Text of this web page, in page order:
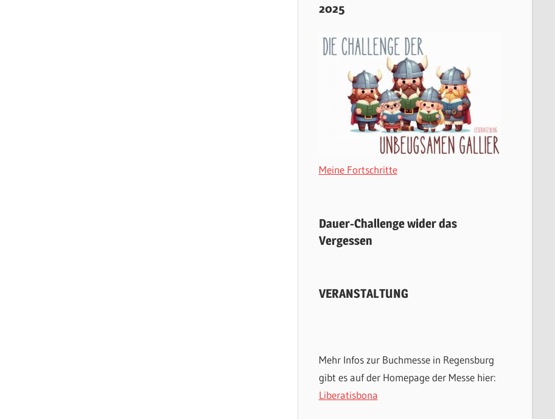
2025
Meine Fortschritte
Dauer-Challenge wider das
Vergessen
VERANSTALTUNG
Mehr Infos zur Buchmesse in Regensburg
gibt es auf der Homepage der Messe hier:
Liberatisbona